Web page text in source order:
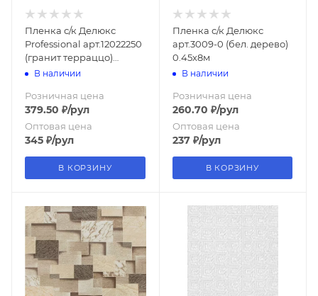
Пленка с/к Делюкс
Professional арт.12022250
(гранит терраццо)
0.45х6м
В наличии
Розничная цена
379.50 ₽/рул
Оптовая цена
345 ₽/рул
В КОРЗИНУ
Пленка с/к Делюкс
арт.3009-0 (бел. дерево)
0.45х8м
В наличии
Розничная цена
260.70 ₽/рул
Оптовая цена
237₽/рул
В КОРЗИНУ